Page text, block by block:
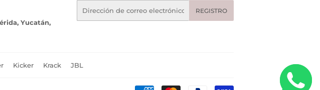
Yucatán,
REGISTRO
Kicker Krack JBL